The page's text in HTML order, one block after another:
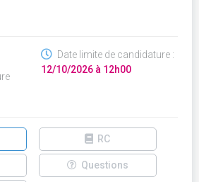
Date limite de candidature :
12/10/2026 à 12h00
RC
Questions